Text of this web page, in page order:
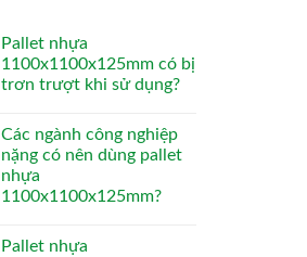
Pallet nhựa
1100x1100x125mm có bị
trơn trượt khi sử dụng?
Các ngành công nghiệp
nặng có nên dùng pallet
nhựa
1100x1100x125mm?
Pallet nhựa